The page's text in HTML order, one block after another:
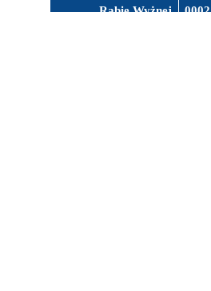
Rabie Wyżnej